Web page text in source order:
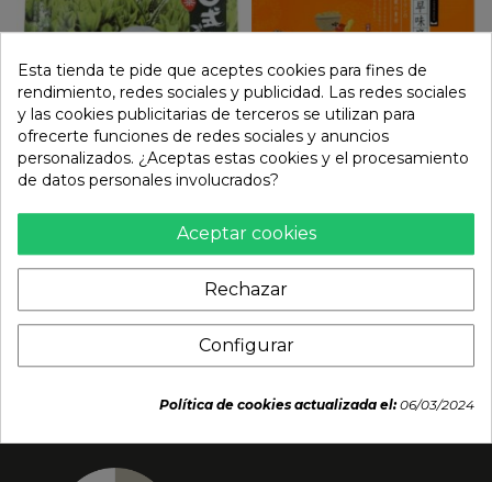
Mochi te matcha
Mochi surtido de judía
(XIAO SHAN DENG LU)
300G
4,59 €
Esta tienda te pide que aceptes cookies para fines de
rendimiento, redes sociales y publicidad. Las redes sociales
y las cookies publicitarias de terceros se utilizan para
ofrecerte funciones de redes sociales y anuncios
personalizados. ¿Aceptas estas cookies y el procesamiento
de datos personales involucrados?
Aceptar cookies
Rechazar
Configurar
Política de cookies actualizada el:06/03/2024